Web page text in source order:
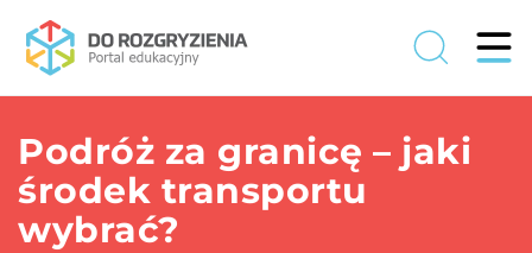
Podróż za granicę – jaki
środek transportu
wybrać?